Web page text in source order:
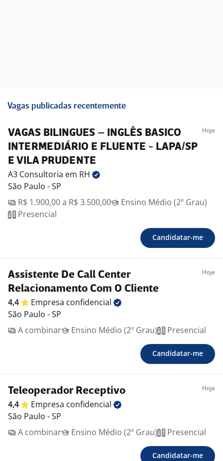
Vagas publicadas recentemente
VAGAS BILINGUES – INGLÊS BASICO
INTERMEDIÁRIO E FLUENTE - LAPA/SP
E VILA PRUDENTE
Hoje
A3 Consultoria em RH
São Paulo - SP
R$ 1.900,00 a R$ 3.500,00
Ensino Médio (2º Grau)
Presencial
Candidatar-me
Assistente De Call Center
Relacionamento Com O Cliente
Hoje
4,4 Empresa confidencial
São Paulo - SP
A combinar
Ensino Médio (2º Grau) Presencial
Candidatar-me
Teleoperador Receptivo Hoje
4,4 Empresa confidencial
São Paulo - SP
A combinar
Ensino Médio (2º Grau) Presencial
Candidatar-me